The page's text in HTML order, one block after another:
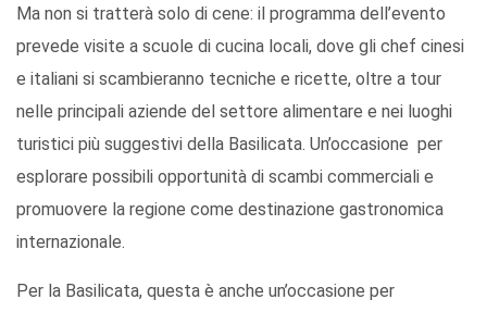
Ma non si tratterà solo di cene: il programma dell’evento
prevede visite a scuole di cucina locali, dove gli chef cinesi
e italiani si scambieranno tecniche e ricette, oltre a tour
nelle principali aziende del settore alimentare e nei luoghi
turistici più suggestivi della Basilicata. Un’occasione per
esplorare possibili opportunità di scambi commerciali e
promuovere la regione come destinazione gastronomica
internazionale.
Per la Basilicata, questa è anche un’occasione per